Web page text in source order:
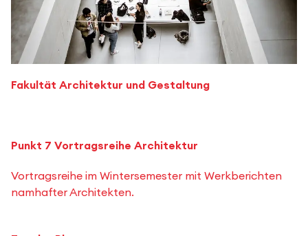
Fakultät Architektur und Gestaltung
Punkt 7 Vortragsreihe Architektur
Vortragsreihe im Wintersemester mit Werkberichten
namhafter Architekten.